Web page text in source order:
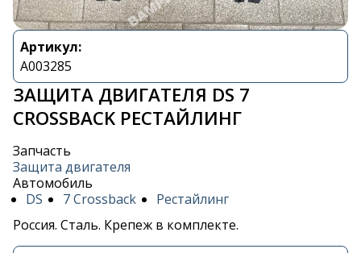
Артикул:
A003285
ЗАЩИТА ДВИГАТЕЛЯ DS 7
CROSSBACK РЕСТАЙЛИНГ
Запчасть
Защита двигателя
Автомобиль
DS
7 Crossback
Рестайлинг
Россия. Сталь. Крепеж в комплекте.